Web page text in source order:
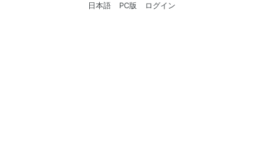
日本語 PC版 ログイン